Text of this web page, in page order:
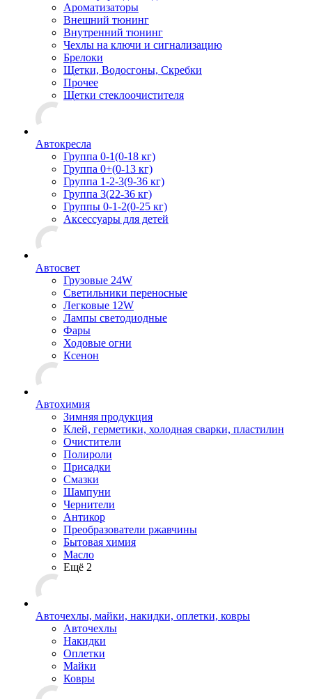
Ароматизаторы
Внешний тюнинг
Внутренний тюнинг
Чехлы на ключи и сигнализацию
Брелоки
Щетки, Водосгоны, Скребки
Прочее
Щетки стеклоочистителя
Автокресла
Группа 0-1(0-18 кг)
Группа 0+(0-13 кг)
Группа 1-2-3(9-36 кг)
Группа 3(22-36 кг)
Группы 0-1-2(0-25 кг)
Аксессуары для детей
Автосвет
Грузовые 24W
Светильники переносные
Легковые 12W
Лампы светодиодные
Фары
Ходовые огни
Ксенон
Автохимия
Зимняя продукция
Клей, герметики, холодная сварки, пластилин
Очистители
Полироли
Присадки
Смазки
Шампуни
Чернители
Антикор
Преобразователи ржавчины
Бытовая химия
Масло
Ещё 2
Авточехлы, майки, накидки, оплетки, ковры
Авточехлы
Накидки
Оплетки
Майки
Ковры